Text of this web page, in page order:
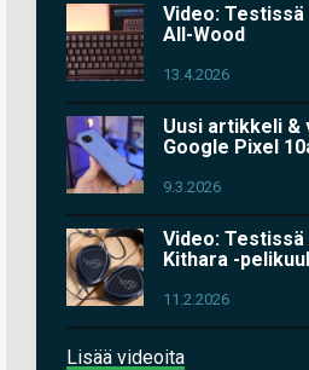
Video: Testissä
All-Wood
13.4.2026
Uusi artikkeli &
Google Pixel
9.3.2026
Video: Testissä
Kithara -
11.2.2026
Lisää videoita